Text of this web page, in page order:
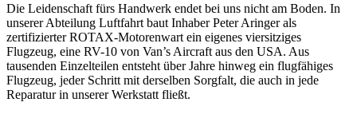
Die Leidenschaft fürs Handwerk endet bei uns nicht am Boden. In
unserer Abteilung Luftfahrt baut Inhaber Peter Aringer als
zertifizierter ROTAX-Motorenwart ein eigenes viersitziges
Flugzeug, eine RV-10 von Van’s Aircraft aus den USA. Aus
tausenden Einzelteilen entsteht über Jahre hinweg ein flugfähiges
Flugzeug, jeder Schritt mit derselben Sorgfalt, die auch in jede
Reparatur in unserer Werkstatt fließt.